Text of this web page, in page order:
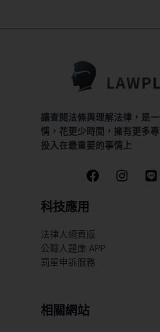
讓查閱法條與理解法律，是
情，花更少時間，擁有更多
投入在最重要的事情上
科技應用
法律人網頁版
公職人題庫 APP
罰單申訴服務
相關網站